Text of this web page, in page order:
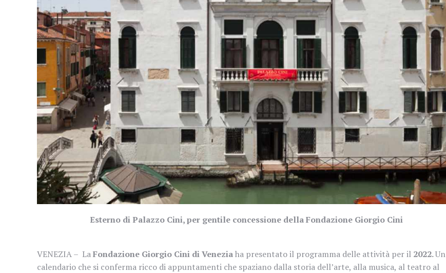
Esterno di Palazzo Cini, per gentile concessione della Fondazione Giorgio Cini
VENEZIA – LaFondazione Giorgio Cini di Veneziaha presentato il programma delle attività per il 2022.Un
calendario che si conferma ricco di appuntamenti che spaziano dalla storia dell’arte, alla musica, al teatro al